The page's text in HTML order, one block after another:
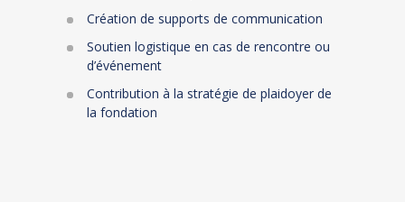
Création de supports de communication
Soutien logistique en cas de rencontre ou
d’événement
Contribution à la stratégie de plaidoyer de
la fondation